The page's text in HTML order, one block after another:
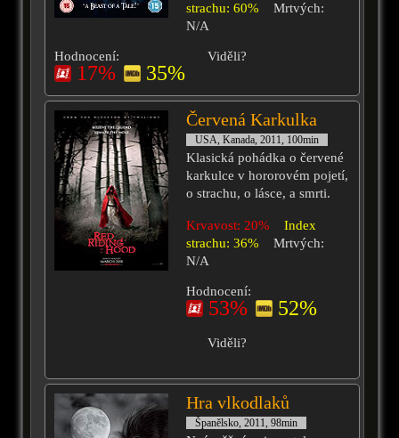
strachu: 60%
Mrtvých:
N/A
Hodnocení:
17% 35%
Viděli?
Červená Karkulka
USA, Kanada, 2011, 100min
Klasická pohádka o červené
karkulce v hororovém pojetí,
o strachu, o lásce, a smrti.
Krvavost: 20%
Index
strachu: 36%
Mrtvých:
N/A
Hodnocení:
53% 52%
Viděli?
Hra vlkodlaků
Španělsko, 2011, 98min